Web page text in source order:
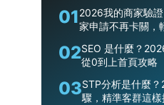
012026我的商家驗
家申請不再卡關，
02SEO 是什麼？
從0到上首頁攻略
03STP分析是什麼
驟，精準客群這